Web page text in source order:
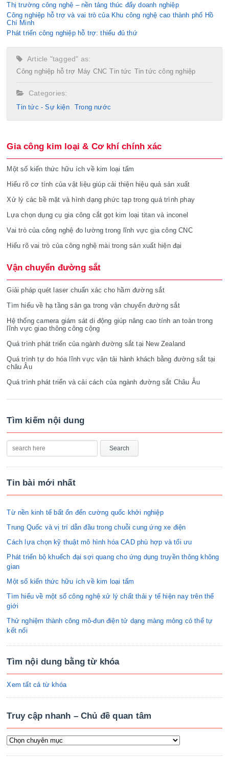
Thị trường công nghệ – nền tảng thúc đẩy doanh nghiệp
Công nghiệp hỗ trợ và vai trò của Khu công nghệ cao thành phố Hồ
Chí Minh
Phát triển công nghiệp hỗ trợ: thiếu đủ thứ
Article "tagged" as:
Công nghiệp hỗ trợ Máy CNC Tin tức Tin tức công nghiệp
Categories:
Tin tức - Sự kiện Trong nước
Gia công kim loại & Cơ khí chính xác
Một số kiến thức hữu ích về kim loại tấm
Hiểu rõ cơ tính của vật liệu giúp cải thiện hiệu quả sản xuất
Xử lý các bề mặt và hình dạng phức tạp trong quá trình phay
Lựa chọn dụng cụ gia công cắt gọt kim loại titan và inconel
Vai trò của công nghệ đo lường trong lĩnh vực gia công CNC
Hiểu rõ vai trò của công nghệ mài trong sản xuất hiện đại
Vận chuyển đường sắt
Giải pháp quét laser chuẩn xác cho hầm đường sắt
Tìm hiểu về hạ tầng sân ga trong vận chuyển đường sắt
Hệ thống camera giám sát di động giúp nâng cao tính an toàn trong
lĩnh vực giao thông công cộng
Quá trình phát triển của ngành đường sắt tại New Zealand
Quá trình tự do hóa lĩnh vực vận tải hành khách bằng đường sắt tại
châu Âu
Quá trình phát triển và cải cách của ngành đường sắt Châu Âu
Tìm kiếm nội dung
Tin bài mới nhất
Từ nền kinh tế bất ổn đến cường quốc khởi nghiệp
Trung Quốc và vị trí dẫn đầu trong chuỗi cung ứng xe điện
Cách lựa chọn kỹ thuật mô hình hóa CAD phù hợp và tối ưu
Phát triển bộ khuếch đại sợi quang cho ứng dụng truyền thông không
gian
Một số kiến thức hữu ích về kim loại tấm
Tìm hiểu về một số công nghệ xử lý chất thải y tế hiện nay trên thế
giới
Thử nghiệm thành công mô-đun điện tử dạng màng mỏng có thể tự
kết nối
Tìm nội dung bằng từ khóa
Xem tất cả từ khóa
Truy cập nhanh – Chủ đề quan tâm